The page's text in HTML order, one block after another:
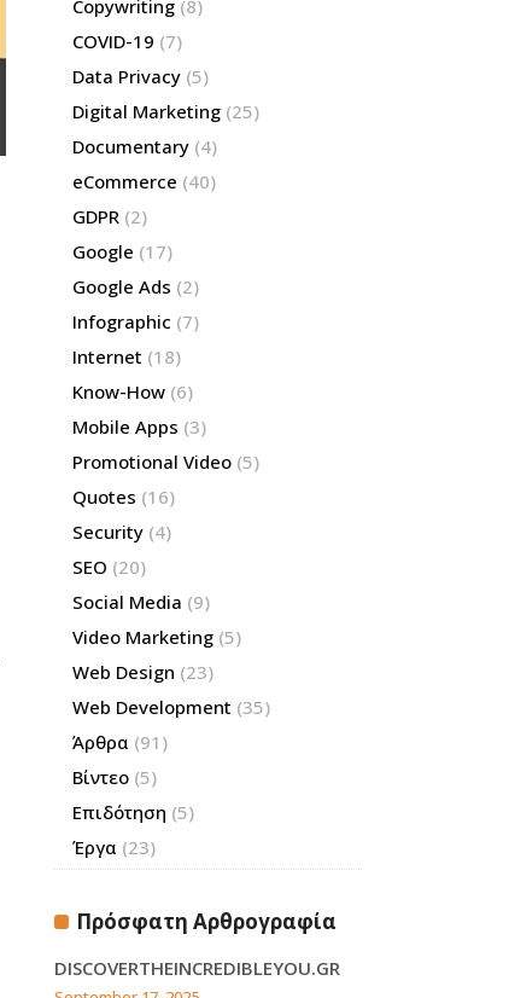
Copywriting (8)
COVID-19 (7)
Data Privacy (5)
Digital Marketing (25)
Documentary (4)
eCommerce (40)
GDPR (2)
Google (17)
Google Ads (2)
Infographic (7)
Internet (18)
Know-How (6)
Mobile Apps (3)
Promotional Video (5)
Quotes (16)
Security (4)
SEO (20)
Social Media (9)
Video Marketing (5)
Web Design (23)
Web Development (35)
Άρθρα (91)
Βίντεο (5)
Επιδότηση (5)
Έργα (23)
Πρόσφατη Αρθρογραφία
DISCOVERTHEINCREDIBLEYOU.GR